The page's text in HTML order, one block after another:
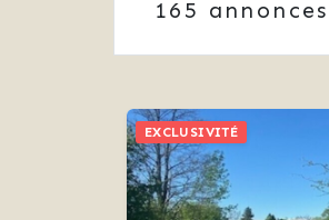
165
EXCLUSIVITÉ